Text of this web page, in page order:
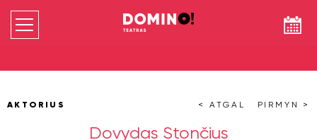
AKTORIUS < ATGAL PIRMYN >
Dovydas Stončius